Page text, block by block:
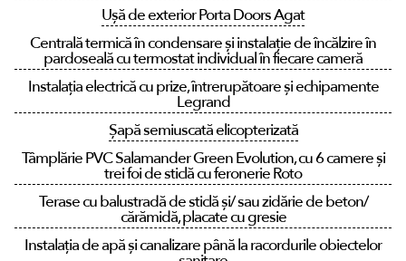
Ușă de exterior Porta Doors Agat
Centrală termică în condensare și instalație de încălzire în
pardoseală cu termostat individual în fiecare cameră
Instalația electrică cu prize, întrerupătoare și echipamente
Legrand
Șapă semiuscată elicopterizată
Tâmplărie PVC Salamander Green Evolution, cu 6 camere și
trei foi de sticlă cu feronerie Roto
Terase cu balustradă de sticlă și/ sau zidărie de beton/
cărămidă, placate cu gresie
Instalația de apă și canalizare până la racordurile obiectelor